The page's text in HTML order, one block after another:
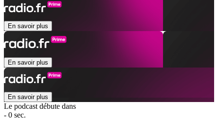
En savoir plus
En savoir plus
En savoir plus
Le podcast débute dans
- 0 sec.